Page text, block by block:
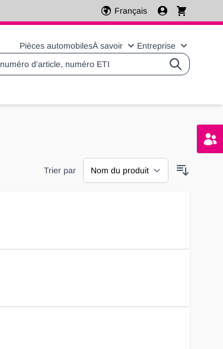
Français
Pièces automobilesÀ savoir
Basculer le sous-
Entreprise
Basculer
Trier par